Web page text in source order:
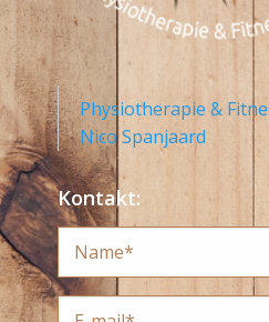
Physiotherapie &
Nico Spanjaard
Kontakt: